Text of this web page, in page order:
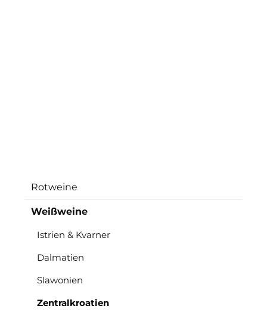
Rotweine
Weißweine
Istrien & Kvarner
Dalmatien
Slawonien
Zentralkroatien